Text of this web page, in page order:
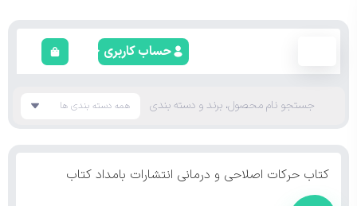
حساب کاربری
کتاب حرکات اصلاحی و درمانی انتشارات بامداد کتاب